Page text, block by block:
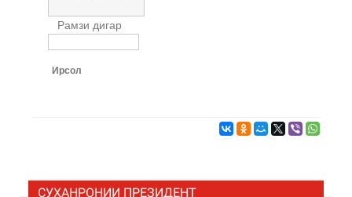
Рамзи дигар
Ирсол
СУХАНРОНИИ ПРЕЗИДЕНТ